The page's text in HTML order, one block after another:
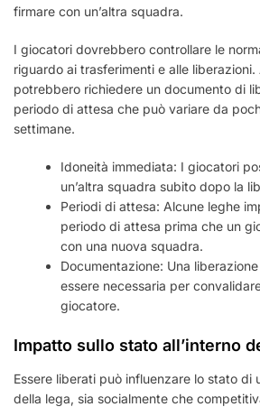
firmare con un’altra squadra.
I giocatori dovrebbero controllare le
riguardo ai trasferimenti e alle liberazioni.
potrebbero richiedere un documento di
periodo di attesa che può variare da
settimane.
Idoneità immediata: I giocatori
un’altra squadra subito dopo la
Periodi di attesa: Alcune leghe
periodo di attesa prima che un
con una nuova squadra.
Documentazione: Una
essere necessaria per
giocatore.
Impatto sullo stato all’interno
Essere liberati può influenzare lo stato di
della lega, sia socialmente che